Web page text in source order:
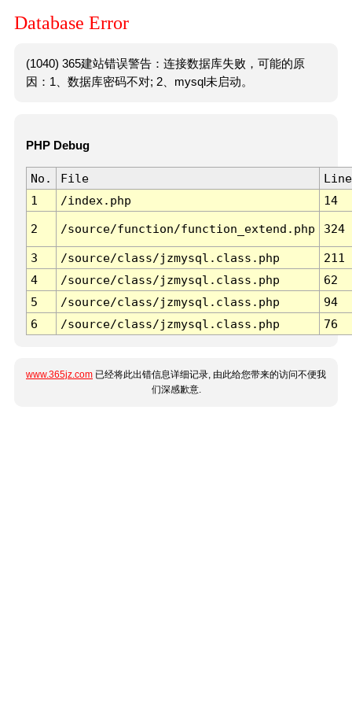
Database Error
(1040) 365建站错误警告：连接数据库失败，可能的原
因：1、数据库密码不对; 2、mysql未启动。
PHP Debug
No. File
Line
1
/index.php 14
2 /source/function/function_extend.php 324
3 /source/class/jzmysql.class.php
211
4
/source/class/jzmysql.class.php
62
5
/source/class/jzmysql.class.php
94
6
/source/class/jzmysql.class.php 76
www.365jz.com 已经将此出错信息详细记录, 由此给您带来的访问不便我
们深感歉意.